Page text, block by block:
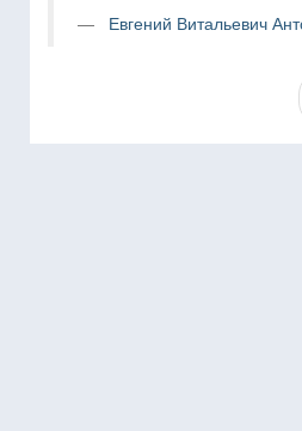
Евгений Витальевич